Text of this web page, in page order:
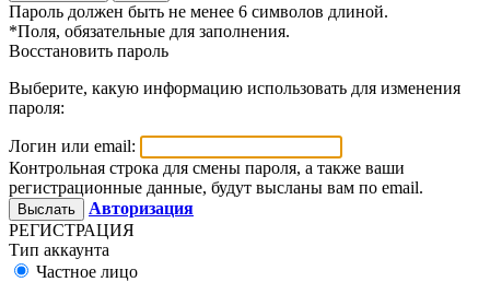
Пароль должен быть не менее 6 символов длиной.
*Поля, обязательные для заполнения.
Восстановить пароль
Выберите, какую информацию использовать для изменения
пароля:
Логин или email:
Контрольная строка для смены пароля, а также ваши
регистрационные данные, будут высланы вам по email.
Авторизация
РЕГИСТРАЦИЯ
Тип аккаунта
Частное лицо